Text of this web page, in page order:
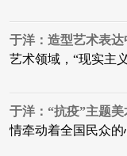
于洋：造型艺术表
艺术领域，“现实主
于洋：“抗疫”主题
情牵动着全国民众的